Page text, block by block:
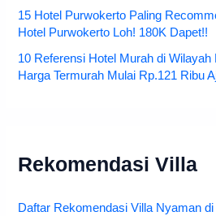
15 Hotel Purwokerto Paling
Hotel Purwokerto Loh! 180K Dapet!!
10 Referensi Hotel Murah di Wilayah
Harga Termurah Mulai Rp.121 Ribu
Rekomendasi Villa
Daftar Rekomendasi Villa Nyaman